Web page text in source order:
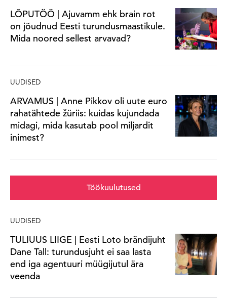
LÕPUTÖÖ | Ajuvamm ehk brain rot
on jõudnud Eesti turundusmaastikule.
Mida noored sellest arvavad?
UUDISED
ARVAMUS | Anne Pikkov oli uute euro
rahatähtede žüriis: kuidas kujundada
midagi, mida kasutab pool miljardit
inimest?
Töökuulutused
UUDISED
TULIUUS LIIGE | Eesti Loto brändijuht
Dane Tall: turundusjuht ei saa lasta
end iga agentuuri müügijutul ära
veenda